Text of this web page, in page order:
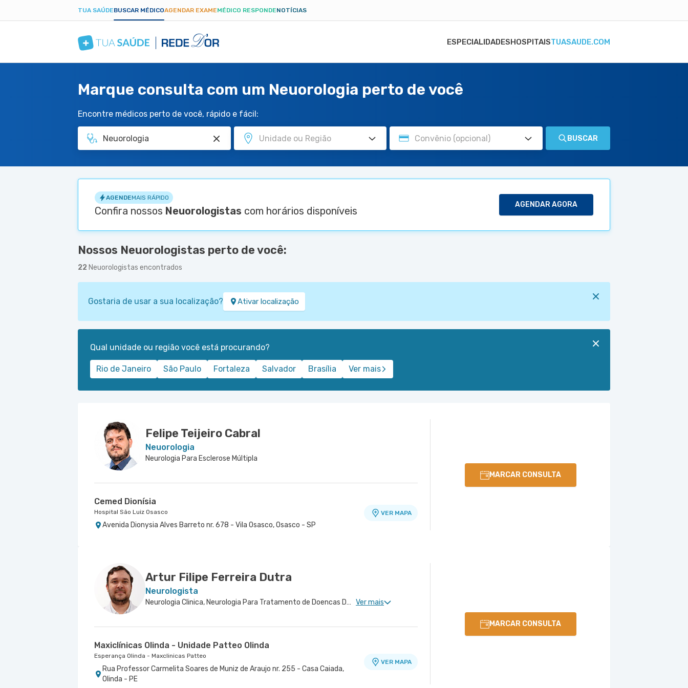
TUA SAÚDEBUSCAR MÉDICOAGENDAR EXAMEMÉDICO RESPONDENOTÍCIAS
ESPECIALIDADESHOSPITAISTUASAUDE.COM
Marque consulta com um Neuorologia perto de você
Encontre médicos perto de você, rápido e fácil:
BUSCAR
AGENDEMAIS RÁPIDO
Confira nossos Neuorologistas com horários disponíveis
AGENDAR AGORA
Nossos Neuorologistas perto de você:
22 Neuorologistas encontrados
Gostaria de usar a sua localização? Ativar localização
Qual unidade ou região você está procurando?
Rio de Janeiro São Paulo Fortaleza Salvador Brasília Ver mais
Felipe Teijeiro Cabral
Neuorologia
Neurologia Para Esclerose Múltipla
MARCAR CONSULTA
Cemed Dionísia
Hospital São Luiz Osasco
Avenida Dionysia Alves Barreto nr. 678 - Vila Osasco, Osasco - SP
VER MAPA
Artur Filipe Ferreira Dutra
Neurologista
Neurologia Clinica, Neurologia Para Tratamento de Doencas Desmielinizantes, Neurologia Para Esclerose Múltipla Ver mais
MARCAR CONSULTA
Maxiclínicas Olinda - Unidade Patteo Olinda
Esperança Olinda - Maxclinicas Patteo
Rua Professor Carmelita Soares de Muniz de Araujo nr. 255 - Casa Caiada,
Olinda - PE
VER MAPA